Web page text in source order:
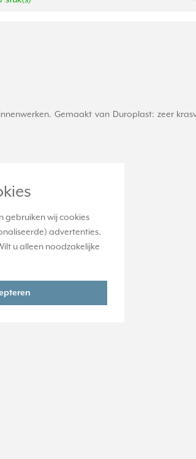
gebruiken wij cookies
advertenties.
u alleen noodzakelijke
Gemaakt van Duroplast: zeer